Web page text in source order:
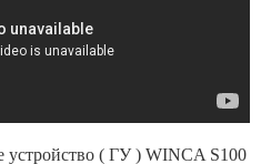
устройство ( ГУ ) WINCA S100